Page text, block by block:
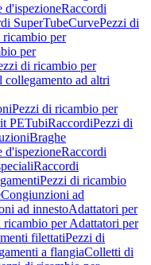
d'ispezioneRaccordi
SuperTubeCurvePezzi di
ricambio per
per
di ricambio per
collegamento ad altri
Pezzi di ricambio per
PETubiRaccordiPezzi di
Braghe
d'ispezioneRaccordi
Raccordi
Pezzi di ricambio
Congiunzioni ad
ad innestoAdattatori per
ricambio per Adattatori per
filettatiPezzi di
a flangiaColletti di